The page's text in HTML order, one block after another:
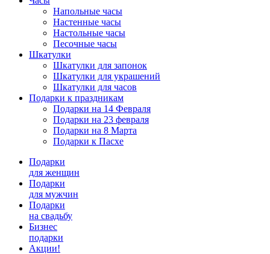
Напольные часы
Настенные часы
Настольные часы
Песочные часы
Шкатулки
Шкатулки для запонок
Шкатулки для украшений
Шкатулки для часов
Подарки к праздникам
Подарки на 14 Февраля
Подарки на 23 февраля
Подарки на 8 Марта
Подарки к Пасхе
Подарки
для женщин
Подарки
для мужчин
Подарки
на свадьбу
Бизнес
подарки
Акции!